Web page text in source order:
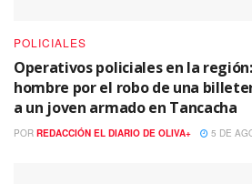
POLICIALES
Operativos policiales en la
hombre por el robo de una
a un joven armado en Tancacha
POR REDACCIÓN EL DIARIO DE OLIVA+ 5 DE